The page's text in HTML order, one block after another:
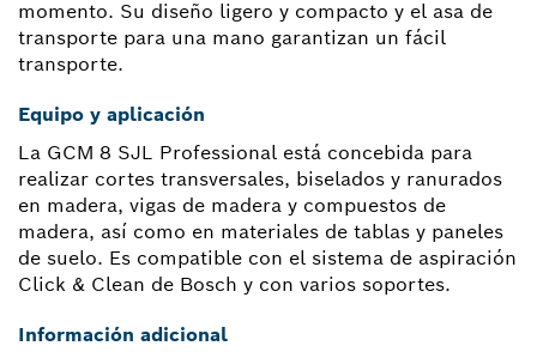
momento. Su diseño ligero y compacto y el asa de
transporte para una mano garantizan un fácil
transporte.
Equipo y aplicación
La GCM 8 SJL Professional está concebida para
realizar cortes transversales, biselados y ranurados
en madera, vigas de madera y compuestos de
madera, así como en materiales de tablas y paneles
de suelo. Es compatible con el sistema de aspiración
Click & Clean de Bosch y con varios soportes.
Información adicional